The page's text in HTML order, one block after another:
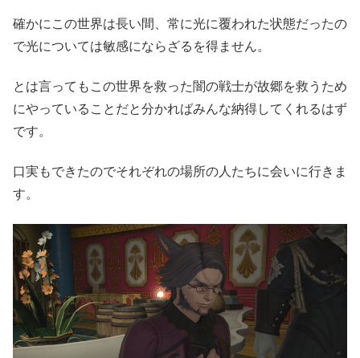
確かにこの世界は長い間、常に光に覆われた状態だったの
で光については敏感にならざるを得ません。
とは言ってもこの世界を救った闇の戦士が故郷を救うため
にやっていることだと分かればみんな納得してくれるはず
です。
口実もできたのでそれぞれの場所の人たちに会いに行きま
す。